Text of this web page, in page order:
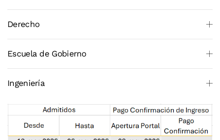
Derecho
Escuela de Gobierno
Ingeniería